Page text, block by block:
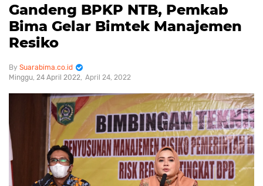
Gandeng BPKP NTB, Pemkab
Bima Gelar Bimtek Manajemen
Resiko
Suarabima.co.id
Minggu, 24 April 2022 April 24, 2022